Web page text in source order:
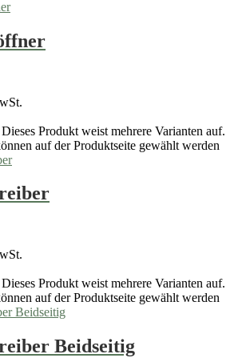
Dieses Produkt weist mehrere Varianten auf.
auf der Produktseite gewählt werden
Dieses Produkt weist mehrere Varianten auf.
auf der Produktseite gewählt werden
Beidseitig